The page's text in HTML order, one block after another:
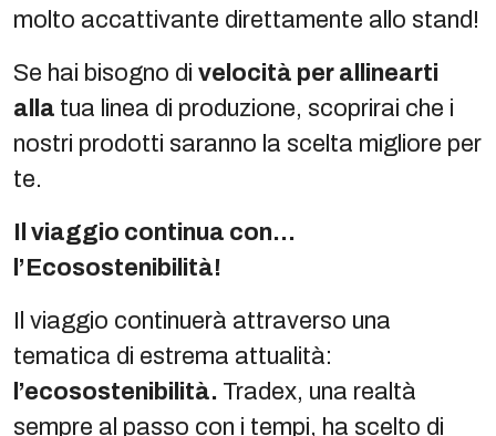
molto accattivante direttamente allo stand!
Se hai bisogno di velocità per allinearti
alla tua linea di produzione, scoprirai che i
nostri prodotti saranno la scelta migliore per
te.
Il viaggio continua con…
l’Ecosostenibilità!
Il viaggio continuerà attraverso una
tematica di estrema attualità:
l’ecosostenibilità. Tradex, una realtà
sempre al passo con i tempi, ha scelto di